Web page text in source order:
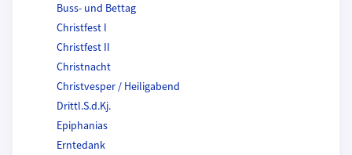
Buss- und Bettag
Christfest I
Christfest II
Christnacht
Christvesper / Heiligabend
Drittl.S.d.Kj.
Epiphanias
Erntedank